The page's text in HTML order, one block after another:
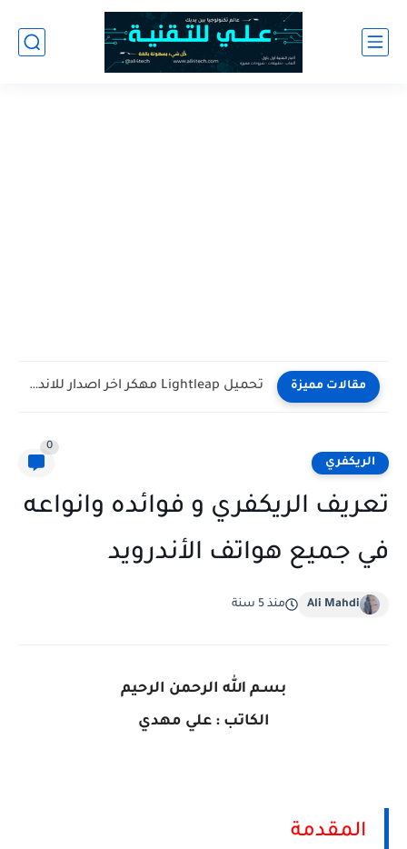
مقالات مميزة تحميل لعبة Apex Legends اخر اصدار للاندرويد
الريكفري
0
تعريف الريكفري و فوائده وانواعه
في جميع هواتف الأندرويد
Ali Mahdi منذ 5 سنة
بسـم الله الرحمن الرحيم
الكاتب : علي مهدي
المقدمة